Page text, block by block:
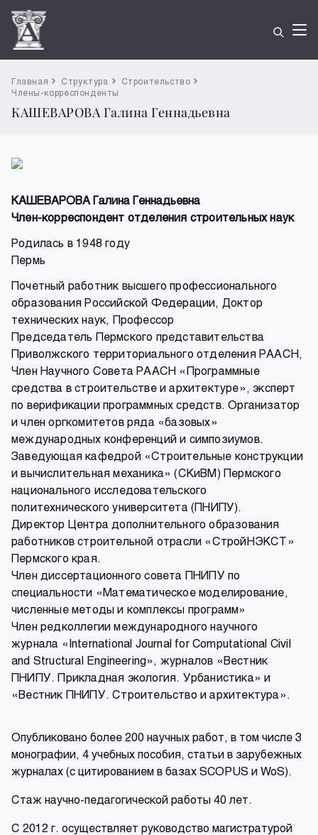
Главная Структура
Строительство
Члены-корреспонденты
КАШЕВАРОВА Галина Геннадьевна
КАШЕВАРОВА Галина Геннадьевна
Член-корреспондент отделения строительных наук
Родилась в 1948 году
Пермь
Почетный работник высшего профессионального
образования Российской Федерации, Доктор
технических наук, Профессор
Председатель Пермского представительства
Приволжского территориального отделения РААСН,
Член Научного Совета РААСН «Программные
средства в строительстве и архитектуре», эксперт
по верификации программных средств. Организатор
и член оргкомитетов ряда «базовых»
международных конференций и симпозиумов.
Заведующая кафедрой «Строительные конструкции
и вычислительная механика» (СКиВМ) Пермского
национального исследовательского
политехнического университета (ПНИПУ).
Директор Центра дополнительного образования
работников строительной отрасли «СтройНЭКСТ»
Пермского края.
Член диссертационного совета ПНИПУ по
специальности «Математическое моделирование,
численные методы и комплексы программ»
Член редколлегии международного научного
журнала «International Journal for Computational Civil
and Structural Engineering», журналов «Вестник
ПНИПУ. Прикладная экология. Урбанистика» и
«Вестник ПНИПУ. Строительство и архитектура».
Опубликовано более 200 научных работ, в том числе 3
монографии, 4 учебных пособия, статьи в зарубежных
журналах (с цитированием в базах SCOPUS и WoS).
Стаж научно-педагогической работы 40 лет.
С 2012 г. осуществляет руководство магистратурой